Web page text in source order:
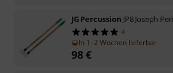
JG Percussion JP8 Joseph
4
In 1–2 Wochen lieferbar
98€